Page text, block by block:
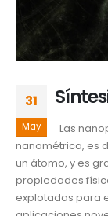
31
May
Las
nanométrica, es
un átomo, y es
propiedades
explotadas para